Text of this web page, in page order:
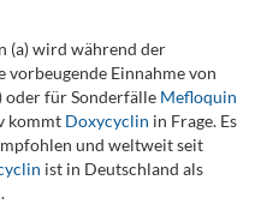
(a) wird während der
vorbeugende Einnahme von
oder für Sonderfälle Mefloquin
kommt Doxycyclin in Frage. Es
und weltweit seit
ist in Deutschland als